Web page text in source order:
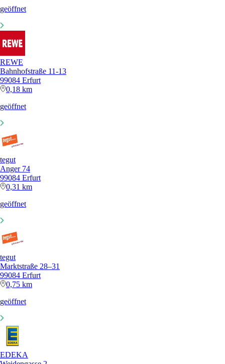
geöffnet
REWE
Bahnhofstraße 11-13
99084 Erfurt
0,18 km
geöffnet
tegut
Anger 74
99084 Erfurt
0,31 km
geöffnet
tegut
Marktstraße 28–31
99084 Erfurt
0,75 km
geöffnet
EDEKA